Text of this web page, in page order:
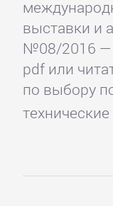
выставки и
№08/2016 —
pdf или
по выбору
технические
детективы
Детские